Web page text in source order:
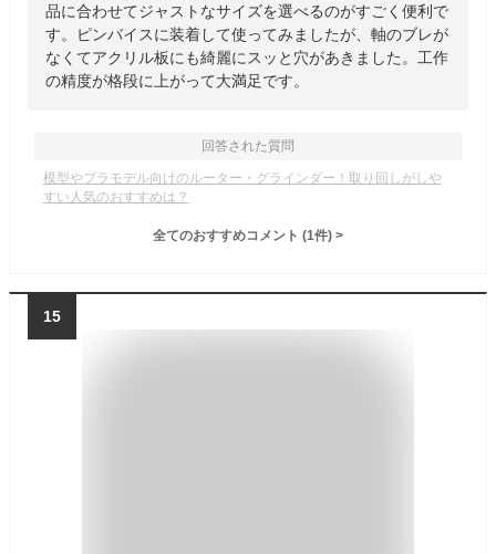
品に合わせてジャストなサイズを選べるのがすごく便利で
す。ピンバイスに装着して使ってみましたが、軸のブレが
なくてアクリル板にも綺麗にスッと穴があきました。工作
の精度が格段に上がって大満足です。
回答された質問
模型やプラモデル向けのルーター・グラインダー！取り回しがしや
すい人気のおすすめは？
全てのおすすめコメント (1件) >
15